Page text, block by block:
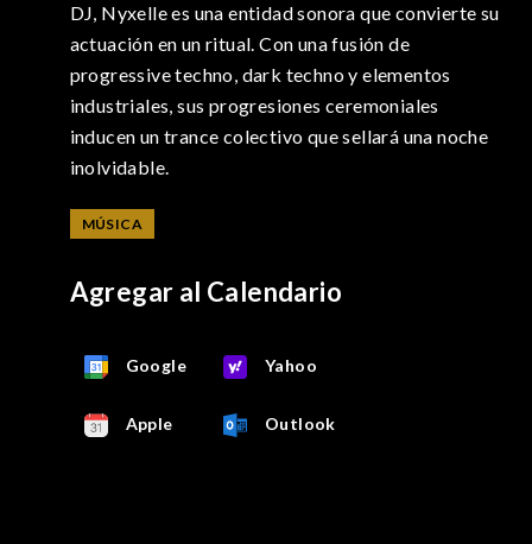
DJ, Nyxelle es una entidad sonora que convierte su
actuación en un ritual. Con una fusión de
progressive techno, dark techno y elementos
industriales, sus progresiones ceremoniales
inducen un trance colectivo que sellará una noche
inolvidable.
MÚSICA
Agregar al Calendario
Google Yahoo
Apple Outlook